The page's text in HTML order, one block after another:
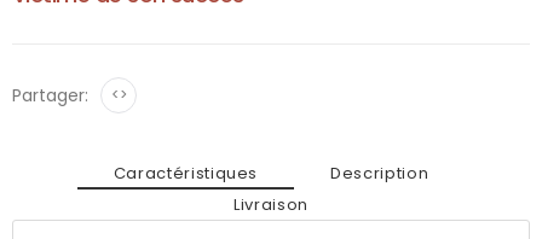
Partager: <>
Caractéristiques
Description
Livraison